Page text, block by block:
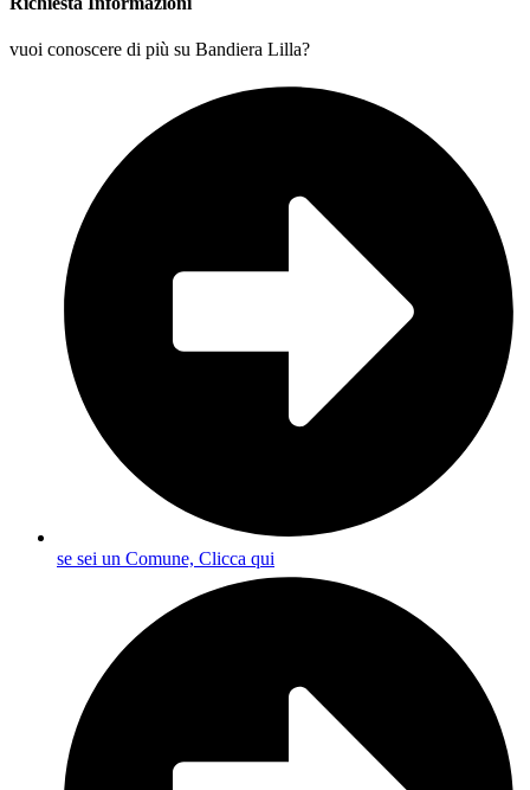
vuoi conoscere di più su Bandiera Lilla?
se sei un Comune, Clicca qui